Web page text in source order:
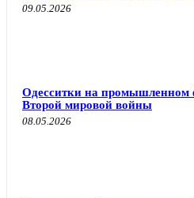
09.05.2026
Одесситки на промышленном
Второй мировой войны
08.05.2026